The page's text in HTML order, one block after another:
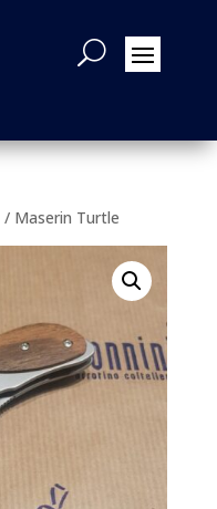
/ Maserin Turtle